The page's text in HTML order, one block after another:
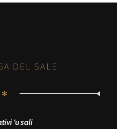
DEL SALE
✻
‘u sali